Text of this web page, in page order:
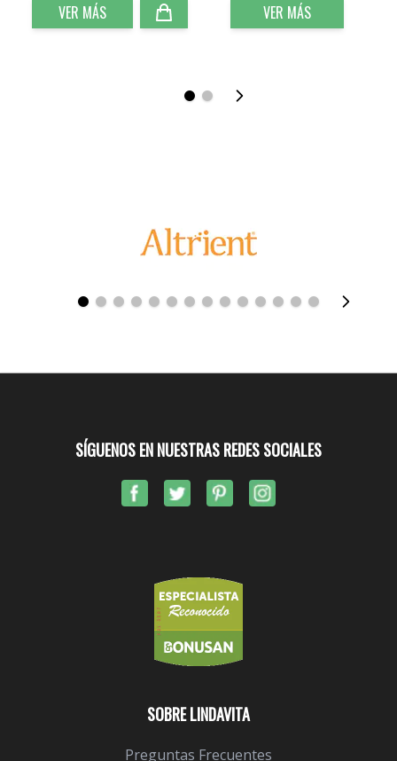
VER MÁS
VER MÁS
SOBRE LINDAVITA
Preguntas Frecuentes
SÍGUENOS EN NUESTRAS REDES SOCIALES